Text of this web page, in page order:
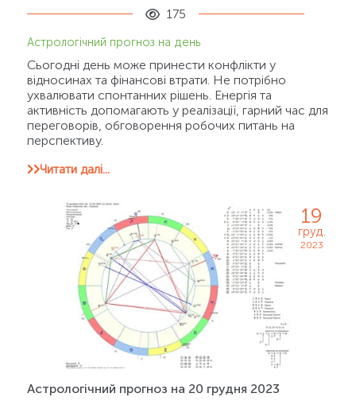
175
Астрологічний прогноз на день
Сьогодні день може принести конфлікти у
відносинах та фінансові втрати. Не потрібно
ухвалювати спонтанних рішень. Енергія та
активність допомагають у реалізації, гарний час для
переговорів, обговорення робочих питань на
перспективу.
Читати далі...
19
груд.
2023
Астрологічний прогноз на 20 грудня 2023